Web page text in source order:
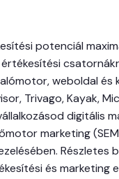
potenciál
weboldal és
Trivago, Kayak,
digitális
marketing
és marketing